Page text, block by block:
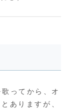
ってから、オ
ありますが、